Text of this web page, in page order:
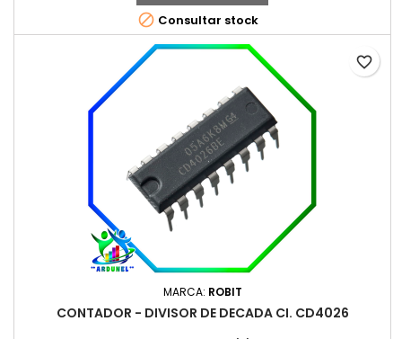
 Consultar stock
MARCA: ROBIT
CONTADOR - DIVISOR DE DECADA CI. CD4026
favorite_border